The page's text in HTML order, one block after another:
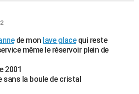
de mon lave glacequi reste
même le réservoir plein de
2001
sans la boule de cristal